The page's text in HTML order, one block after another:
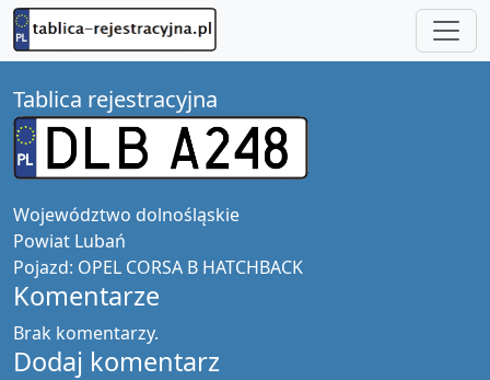
Tablica rejestracyjna
Województwo dolnośląskie
Powiat Lubań
Pojazd: OPEL CORSA B HATCHBACK
Komentarze
Brak komentarzy.
Dodaj komentarz